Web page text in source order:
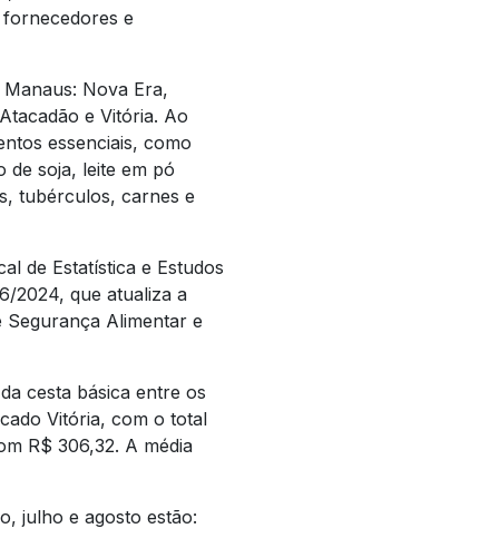
e
Nova Era,
e Vitória. Ao
essenciais, como
de soja, leite em pó
tubérculos, carnes e
de Estatística e Estudos
2024, que atualiza a
Alimentar e
cesta básica entre os
Vitória, com o total
R$ 306,32. A média
julho e agosto estão: